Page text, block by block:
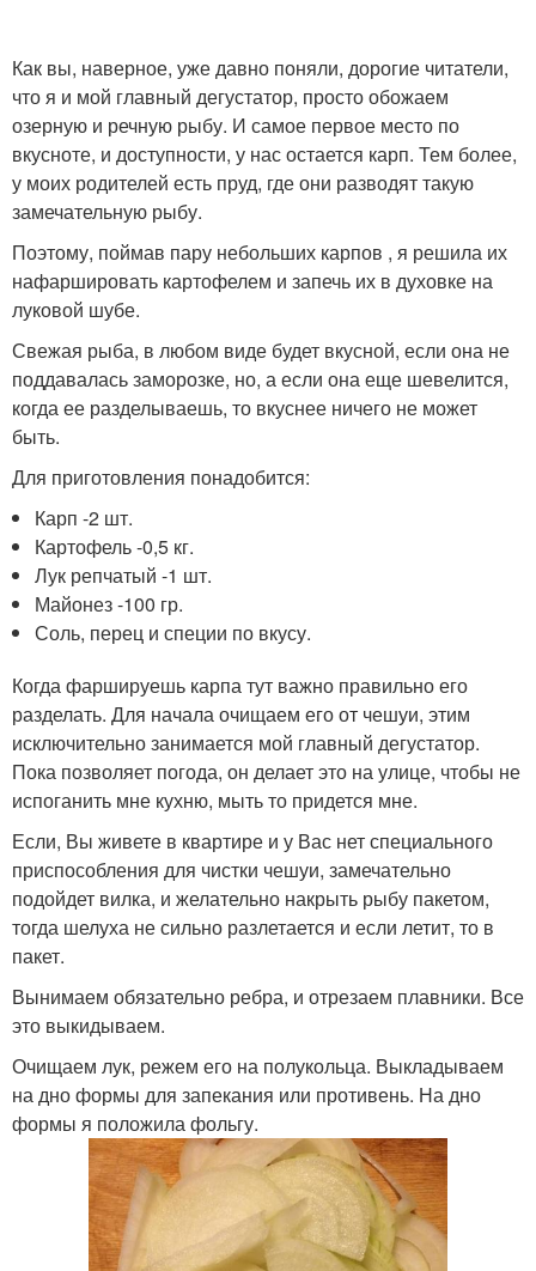
Как вы, наверное, уже давно поняли, дорогие читатели,
что я и мой главный дегустатор, просто обожаем
озерную и речную рыбу. И самое первое место по
вкусноте, и доступности, у нас остается карп. Тем более,
у моих родителей есть пруд, где они разводят такую
замечательную рыбу.
Поэтому, поймав пару небольших карпов , я решила их
нафаршировать картофелем и запечь их в духовке на
луковой шубе.
Свежая рыба, в любом виде будет вкусной, если она не
поддавалась заморозке, но, а если она еще шевелится,
когда ее разделываешь, то вкуснее ничего не может
быть.
Для приготовления понадобится:
Карп -2 шт.
Картофель -0,5 кг.
Лук репчатый -1 шт.
Майонез -100 гр.
Соль, перец и специи по вкусу.
Когда фаршируешь карпа тут важно правильно его
разделать. Для начала очищаем его от чешуи, этим
исключительно занимается мой главный дегустатор.
Пока позволяет погода, он делает это на улице, чтобы не
испоганить мне кухню, мыть то придется мне.
Если, Вы живете в квартире и у Вас нет специального
приспособления для чистки чешуи, замечательно
подойдет вилка, и желательно накрыть рыбу пакетом,
тогда шелуха не сильно разлетается и если летит, то в
пакет.
Вынимаем обязательно ребра, и отрезаем плавники. Все
это выкидываем.
Очищаем лук, режем его на полукольца. Выкладываем
на дно формы для запекания или противень. На дно
формы я положила фольгу.